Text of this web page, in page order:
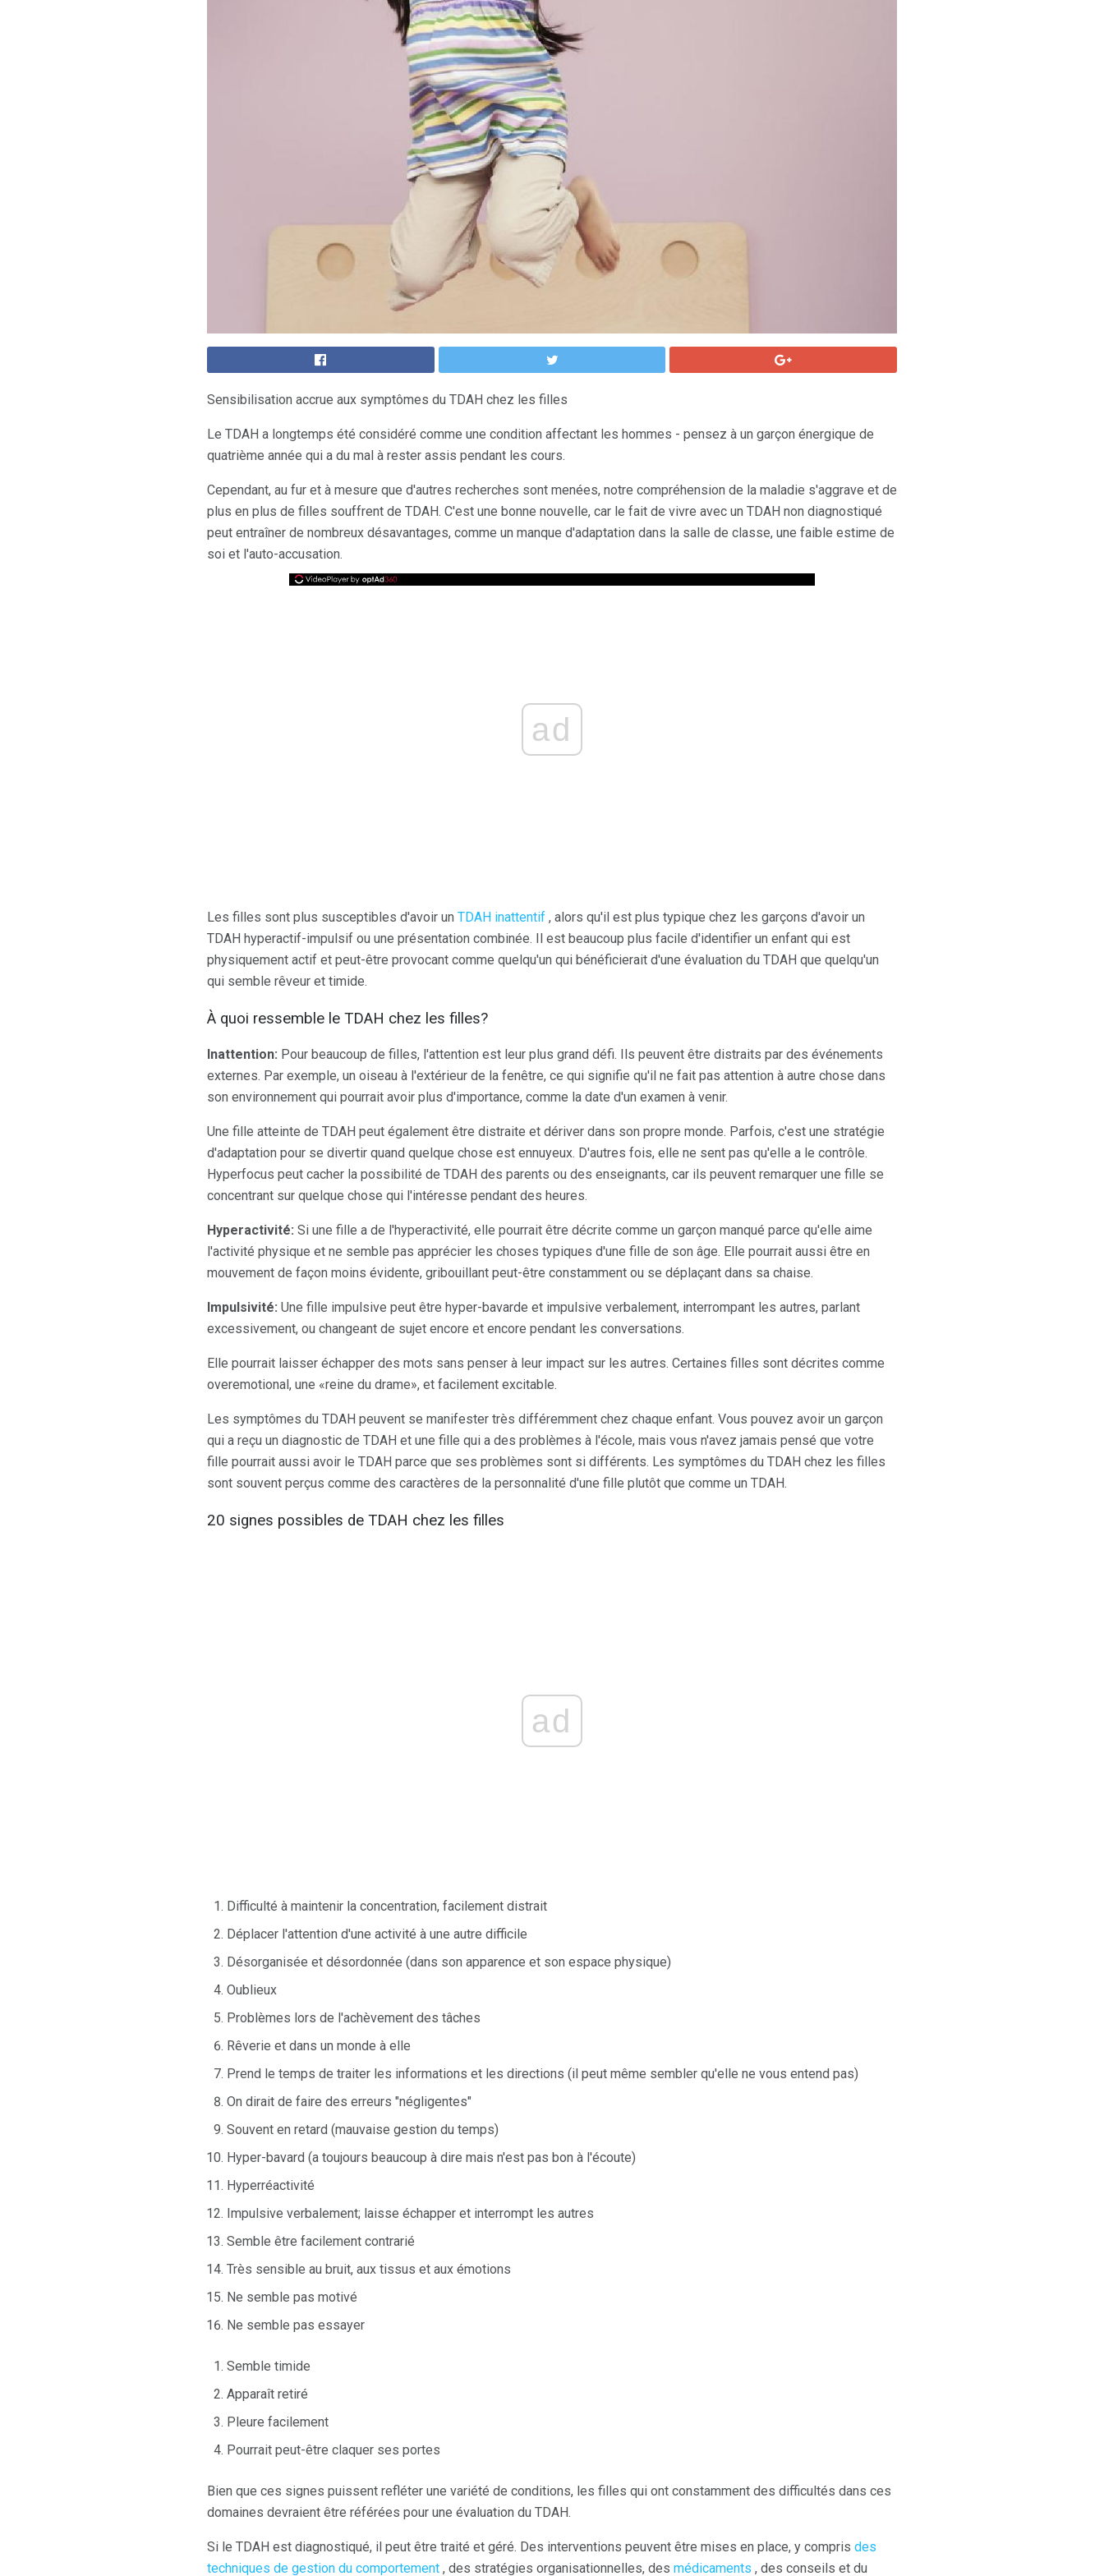
Sensibilisation accrue aux symptômes du TDAH chez les filles
Le TDAH a longtemps été considéré comme une condition affectant les hommes - pensez à un garçon énergique de
quatrième année qui a du mal à rester assis pendant les cours.
Cependant, au fur et à mesure que d'autres recherches sont menées, notre compréhension de la maladie s'aggrave et de
plus en plus de filles souffrent de TDAH. C'est une bonne nouvelle, car le fait de vivre avec un TDAH non diagnostiqué
peut entraîner de nombreux désavantages, comme un manque d'adaptation dans la salle de classe, une faible estime de
soi et l'auto-accusation.
ad
Les filles sont plus susceptibles d'avoir un TDAH inattentif , alors qu'il est plus typique chez les garçons d'avoir un
TDAH hyperactif-impulsif ou une présentation combinée. Il est beaucoup plus facile d'identifier un enfant qui est
physiquement actif et peut-être provocant comme quelqu'un qui bénéficierait d'une évaluation du TDAH que quelqu'un
qui semble rêveur et timide.
À quoi ressemble le TDAH chez les filles?
Inattention: Pour beaucoup de filles, l'attention est leur plus grand défi. Ils peuvent être distraits par des événements
externes. Par exemple, un oiseau à l'extérieur de la fenêtre, ce qui signifie qu'il ne fait pas attention à autre chose dans
son environnement qui pourrait avoir plus d'importance, comme la date d'un examen à venir.
Une fille atteinte de TDAH peut également être distraite et dériver dans son propre monde. Parfois, c'est une stratégie
d'adaptation pour se divertir quand quelque chose est ennuyeux. D'autres fois, elle ne sent pas qu'elle a le contrôle.
Hyperfocus peut cacher la possibilité de TDAH des parents ou des enseignants, car ils peuvent remarquer une fille se
concentrant sur quelque chose qui l'intéresse pendant des heures.
Hyperactivité: Si une fille a de l'hyperactivité, elle pourrait être décrite comme un garçon manqué parce qu'elle aime
l'activité physique et ne semble pas apprécier les choses typiques d'une fille de son âge. Elle pourrait aussi être en
mouvement de façon moins évidente, gribouillant peut-être constamment ou se déplaçant dans sa chaise.
Impulsivité: Une fille impulsive peut être hyper-bavarde et impulsive verbalement, interrompant les autres, parlant
excessivement, ou changeant de sujet encore et encore pendant les conversations.
Elle pourrait laisser échapper des mots sans penser à leur impact sur les autres. Certaines filles sont décrites comme
overemotional, une «reine du drame», et facilement excitable.
Les symptômes du TDAH peuvent se manifester très différemment chez chaque enfant. Vous pouvez avoir un garçon
qui a reçu un diagnostic de TDAH et une fille qui a des problèmes à l'école, mais vous n'avez jamais pensé que votre
fille pourrait aussi avoir le TDAH parce que ses problèmes sont si différents. Les symptômes du TDAH chez les filles
sont souvent perçus comme des caractères de la personnalité d'une fille plutôt que comme un TDAH.
20 signes possibles de TDAH chez les filles
ad
Difficulté à maintenir la concentration, facilement distrait
Déplacer l'attention d'une activité à une autre difficile
Désorganisée et désordonnée (dans son apparence et son espace physique)
Oublieux
Problèmes lors de l'achèvement des tâches
Rêverie et dans un monde à elle
Prend le temps de traiter les informations et les directions (il peut même sembler qu'elle ne vous entend pas)
On dirait de faire des erreurs "négligentes"
Souvent en retard (mauvaise gestion du temps)
Hyper-bavard (a toujours beaucoup à dire mais n'est pas bon à l'écoute)
Hyperréactivité
Impulsive verbalement; laisse échapper et interrompt les autres
Semble être facilement contrarié
Très sensible au bruit, aux tissus et aux émotions
Ne semble pas motivé
Ne semble pas essayer
Semble timide
Apparaît retiré
Pleure facilement
Pourrait peut-être claquer ses portes
Bien que ces signes puissent refléter une variété de conditions, les filles qui ont constamment des difficultés dans ces
domaines devraient être référées pour une évaluation du TDAH.
Si le TDAH est diagnostiqué, il peut être traité et géré. Des interventions peuvent être mises en place, y compris des
techniques de gestion du comportement , des stratégies organisationnelles, des médicaments , des conseils et du